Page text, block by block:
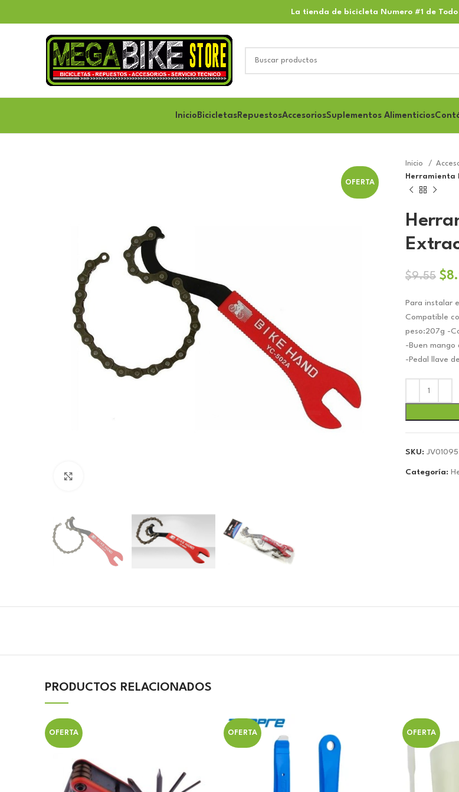
La tienda de bicicleta Numero #1 de
Inicio BicicletasRepuestosAccesoriosSuplementos Alimenticios
OFERTA
Inicio
Herramienta
$9.55 El
$
Para instalar
Compatible
peso:207g -
-Buen mango
-Pedal llave
SKU: JV01095
Categoría:
PRODUCTOS RELACIONADOS
OFERTA OFERTA OFERTA